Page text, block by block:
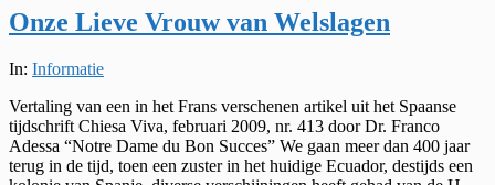
Onze Lieve Vrouw van Welslagen
2024-
26
In: Informatie
Vertaling van een in het Frans verschenen artikel uit het Spaanse
tijdschrift Chiesa Viva, februari 2009, nr. 413 door Dr. Franco
Adessa “Notre Dame du Bon Succes” We gaan meer dan 400 jaar
terug in de tijd, toen een zuster in het huidige Ecuador, destijds een